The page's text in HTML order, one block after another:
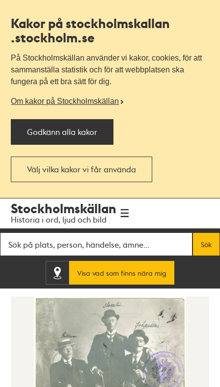
Kakor på stockholmskallan
.stockholm.se
På Stockholmskällan använder vi kakor, cookies, för att
sammanställa statistik och för att webbplatsen ska
fungera på ett bra sätt för dig.
Om kakor på Stockholmskällan
Godkänn alla kakor
Välj vilka kakor vi får använda
navigationen
huvudinnehållet
Stockholmskällan
Historia i ord, ljud och bild
Sök
Visa vad som finns nära mig